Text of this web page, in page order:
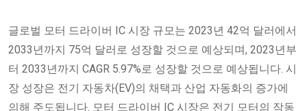
글로벌 모터 드라이버 IC 시장 규모는 2023년 42억 달러에서
2033년까지 75억 달러로 성장할 것으로 예상되며, 2023년부
터 2033년까지 CAGR 5.97%로 성장할 것으로 예상됩니다. 시
장 성장은 전기 자동차(EV)의 채택과 산업 자동화의 증가에
의해 주도됩니다. 모터 드라이버 IC 시장은 전기 모터의 작동